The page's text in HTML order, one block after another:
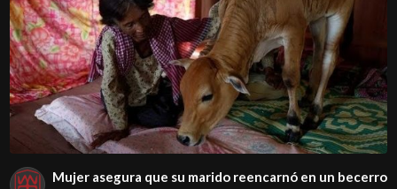
Mujer asegura que su marido reencarnó en un becerro